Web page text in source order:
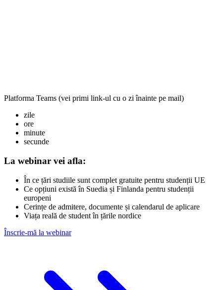
Platforma Teams (vei primi link-ul cu o zi înainte pe mail)
zile
ore
minute
secunde
La webinar vei afla:
În ce țări studiile sunt complet gratuite pentru studenții UE
Ce opțiuni există în Suedia și Finlanda pentru studenții
europeni
Cerințe de admitere, documente și calendarul de aplicare
Viața reală de student în țările nordice
Înscrie-mă la webinar